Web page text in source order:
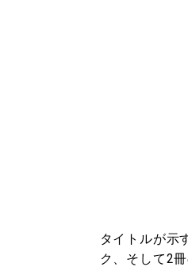
タイトルが示
ク、そして2